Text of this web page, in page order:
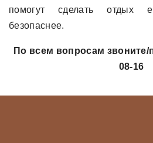
помогут сделать отдых
безопаснее.
По всем вопросам звоните/
08-16